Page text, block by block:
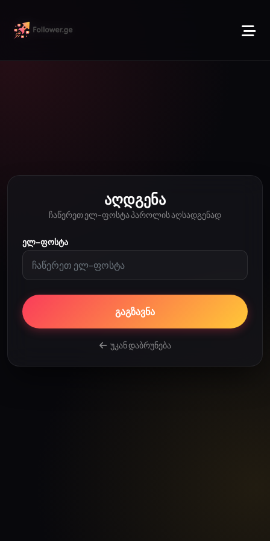
Აღდგენა
ჩაწერეთ ელ-ფოსტა პაროლის აღსადგენად
ელ-ფოსტა
გაგზავნა
უკან დაბრუნება